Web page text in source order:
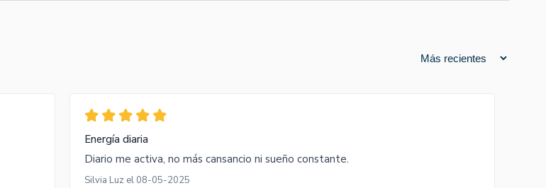
Energía diaria
Diario me activa, no más cansancio ni sueño constante.
Silvia Luz el 08-05-2025